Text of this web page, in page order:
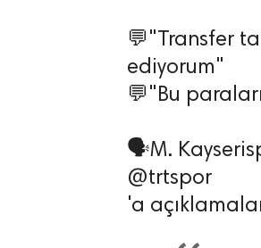
💬"Transfer
ediyorum"
💬"Bu
🗣️M.
@trtspor
'a